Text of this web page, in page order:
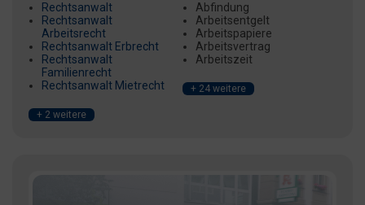
Rechtsanwalt
Rechtsanwalt
Arbeitsrecht
Rechtsanwalt Erbrecht
Rechtsanwalt
Familienrecht
Rechtsanwalt Mietrecht
+ 2 weitere
Abfindung
Arbeitsentgelt
Arbeitspapiere
Arbeitsvertrag
Arbeitszeit
+ 24 weitere